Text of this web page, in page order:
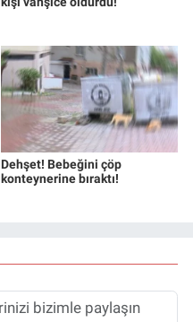
Dehşet! Bebeğini çöp
konteynerine bıraktı!